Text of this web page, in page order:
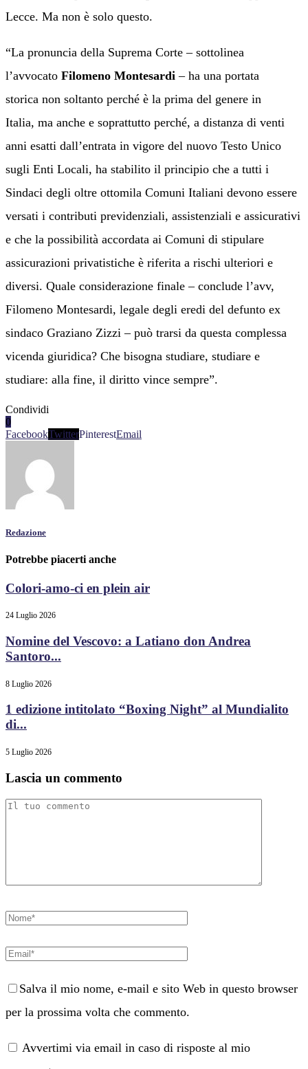
Lecce. Ma non è solo questo.
“La pronuncia della Suprema Corte– sottolinea
l’avvocato Filomeno Montesardi – ha una portata
storica non soltanto perché è la prima del genere in
Italia, ma anche e soprattutto perché, a distanza di venti
anni esatti dall’entrata in vigore del nuovo Testo Unico
sugli Enti Locali, ha stabilito il principio che a tutti i
Sindaci degli oltre ottomila Comuni Italiani devono essere
versati i contributi previdenziali, assistenziali e assicurativi
e che la possibilità accordata ai Comuni di stipulare
assicurazioni privatistiche è riferita a rischi ulteriori e
diversi. Quale considerazione finale– conclude l’avv,
Filomeno Montesardi, legale degli eredi del defunto ex
sindaco Graziano Zizzi – può trarsi da questa complessa
vicenda giuridica? Che bisogna studiare, studiare e
studiare: alla fine, il diritto vince sempre”.
Condividi
0
FacebookTwitterPinterestEmail
Redazione
Potrebbe piacerti anche
Colori-amo-ci en plein air
24 Luglio 2026
Nomine del Vescovo: a Latiano don Andrea
Santoro...
8 Luglio 2026
1 edizione intitolato “Boxing Night” al Mundialito
di...
5 Luglio 2026
Lascia un commento
Salva il mio nome, e-mail e sito Web in questo browser
per la prossima volta che commento.
Avvertimi via email in caso di risposte al mio